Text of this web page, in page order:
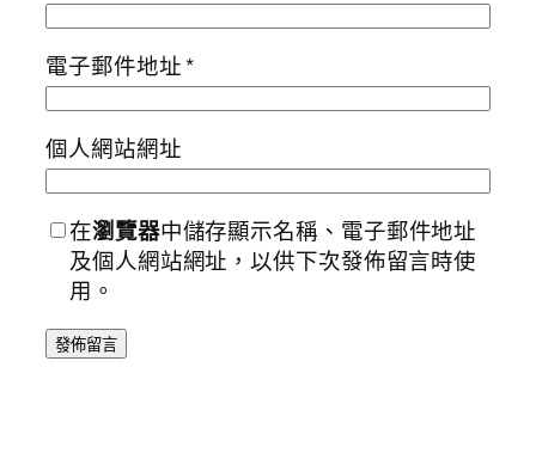
電子郵件地址*
個人網站網址
在瀏覽器中儲存顯示名稱、電子郵件地址
及個人網站網址，以供下次發佈留言時使
用。